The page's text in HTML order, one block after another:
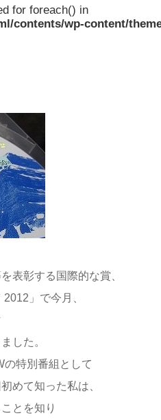
for foreach() in
contents/wp-content/
表彰する国際的な賞、
」で今月、
した。
の特別番組として
めて知った私は、
とを知り